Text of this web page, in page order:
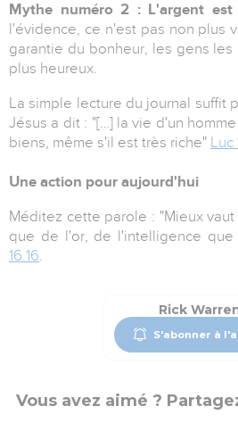
Mythe numéro 2 : L'argent
l'évidence, ce n'est pas non plus
garantie du bonheur, les gens
plus heureux.
La simple lecture du journal suffit
Jésus a dit : "[…] la vie d'un
biens, même s'il est très riche" Luc
Une action pour aujourd'hui
Méditez cette parole : "Mieux
que de l'or, de l'intelligence que
16.16.
Rick
S'abonner à
Vous avez aimé ?